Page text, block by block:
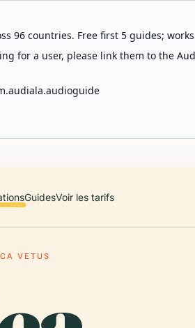
96 countries. Free first 5 guides;
for a user, please link them to the
GuidesVoir les tarifs
VETUS